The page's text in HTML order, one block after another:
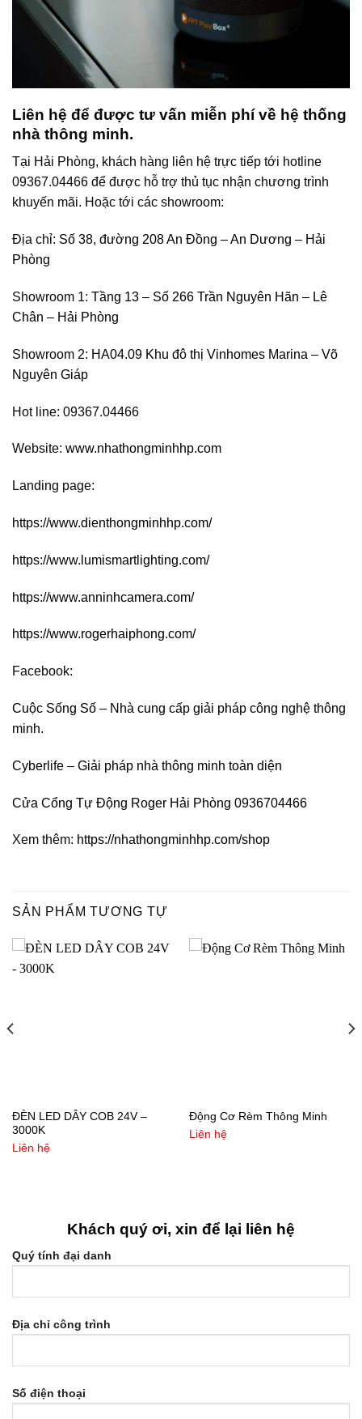
Liên hệ để được tư vấn miễn phí về hệ thống
nhà thông minh.
Tại Hải Phòng, khách hàng liên hệ trực tiếp tới hotline
09367.04466 để được hỗ trợ thủ tục nhận chương trình
khuyến mãi. Hoặc tới các showroom:
Địa chỉ: Số 38, đường 208 An Đồng – An Dương – Hải
Phòng
Showroom 1: Tầng 13 – Số 266 Trần Nguyên Hãn – Lê
Chân – Hải Phòng
Showroom 2: HA04.09 Khu đô thị Vinhomes Marina – Võ
Nguyên Giáp
Hot line: 09367.04466
Website: www.nhathongminhhp.com
Landing page:
https://www.dienthongminhhp.com/
https://www.lumismartlighting.com/
https://www.anninhcamera.com/
https://www.rogerhaiphong.com/
Facebook:
Cuộc Sống Số – Nhà cung cấp giải pháp công nghệ thông
minh.
Cyberlife – Giải pháp nhà thông minh toàn diện
Cửa Cổng Tự Động Roger Hải Phòng 0936704466
Xem thêm: https://nhathongminhhp.com/shop
SẢN PHẨM TƯƠNG TỰ
ĐÈN LED DÂY COB 24V –
3000K
Liên hệ
Động Cơ Rèm Thông Minh
Liên hệ
Khách quý ơi, xin để lại liên hệ
Quý tính đại danh
Địa chỉ công trình
Số điện thoại